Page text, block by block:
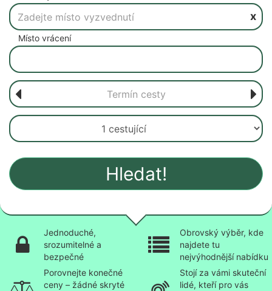
x
Místo vrácení
Hledat!
Jednoduché,
srozumitelné a
bezpečné
Obrovský výběr, kde
najdete tu
nejvýhodnější nabídku
Porovnejte konečné
ceny – žádné skryté
Stojí za vámi skuteční
lidé, kteří pro vás